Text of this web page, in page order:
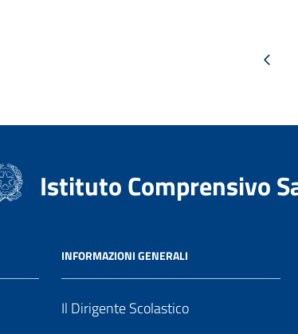
Pagina precedente
Istituto Comprensivo
INFORMAZIONI GENERALI
Il Dirigente Scolastico